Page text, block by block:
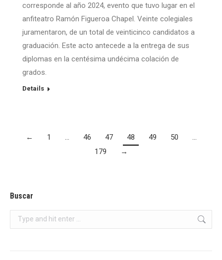
corresponde al año 2024, evento que tuvo lugar en el
anfiteatro Ramón Figueroa Chapel. Veinte colegiales
juramentaron, de un total de veinticinco candidatos a
graduación. Este acto antecede a la entrega de sus
diplomas en la centésima undécima colación de
grados.
Details
← 1 46 47 48 49 50
179
→
Buscar
Search: